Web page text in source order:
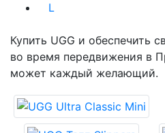
L
Купить UGG и обеспечить
во время передвижения в
может каждый желающий.